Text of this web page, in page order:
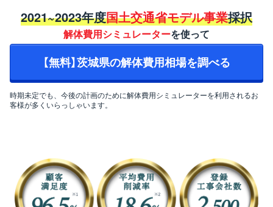
2021~2023年度国土交通省モデル事業採択
解体費用シミュレーターを使って
【無料】茨城県の解体費用相場を調べる
時期未定でも、今後の計画のために解体費用シミュレーターを利用されるお
客様が多くいらっしゃいます。